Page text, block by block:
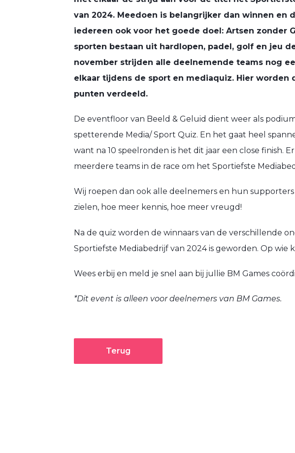
van 2024. Meedoen is belangrijker dan winnen en
iedereen ook voor het goede doel: Artsen zonder
sporten bestaan uit hardlopen, padel, golf en jeu
november strijden alle deelnemende teams nog
elkaar tijdens de sport en mediaquiz. Hier worden
punten verdeeld.
De eventfloor van Beeld & Geluid dient weer als
spetterende Media/ Sport Quiz. En het gaat heel
want na 10 speelronden is het dit jaar een close finish.
meerdere teams in de race om het Sportiefste
Wij roepen dan ook alle deelnemers en hun
zielen, hoe meer kennis, hoe meer vreugd!
Na de quiz worden de winnaars van de verschillende
Sportiefste Mediabedrijf van 2024 is geworden. Op
Wees erbij en meld je snel aan bij jullie BM Games
*Dit event is alleen voor deelnemers van BM Games.
Terug